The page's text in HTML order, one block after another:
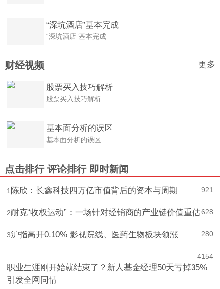
“深坑酒店”基本完成
“深坑酒店”基本完成
财经视频 更多
股票买入技巧解析
股票买入技巧解析
基本面分析的误区
基本面分析的误区
点击排行 评论排行 即时新闻
921
1 陈欣：长鑫科技四万亿市值背后的资本与周期
628
2耐克“收权运动”：一场针对经销商的产业链价值重估
280
3沪指高开0.10% 影视院线、医药生物板块领涨
154
4
职业生涯刚开始就结束了？新人基金经理50天亏掉35%
引发全网同情